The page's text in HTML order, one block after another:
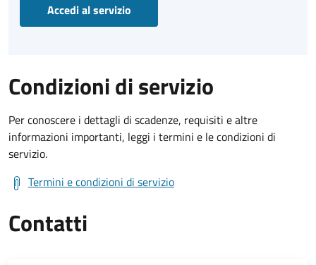
Accedi al servizio
Condizioni di servizio
Per conoscere i dettagli di scadenze, requisiti e altre
informazioni importanti, leggi i termini e le condizioni di
servizio.
Termini e condizioni di servizio
Contatti